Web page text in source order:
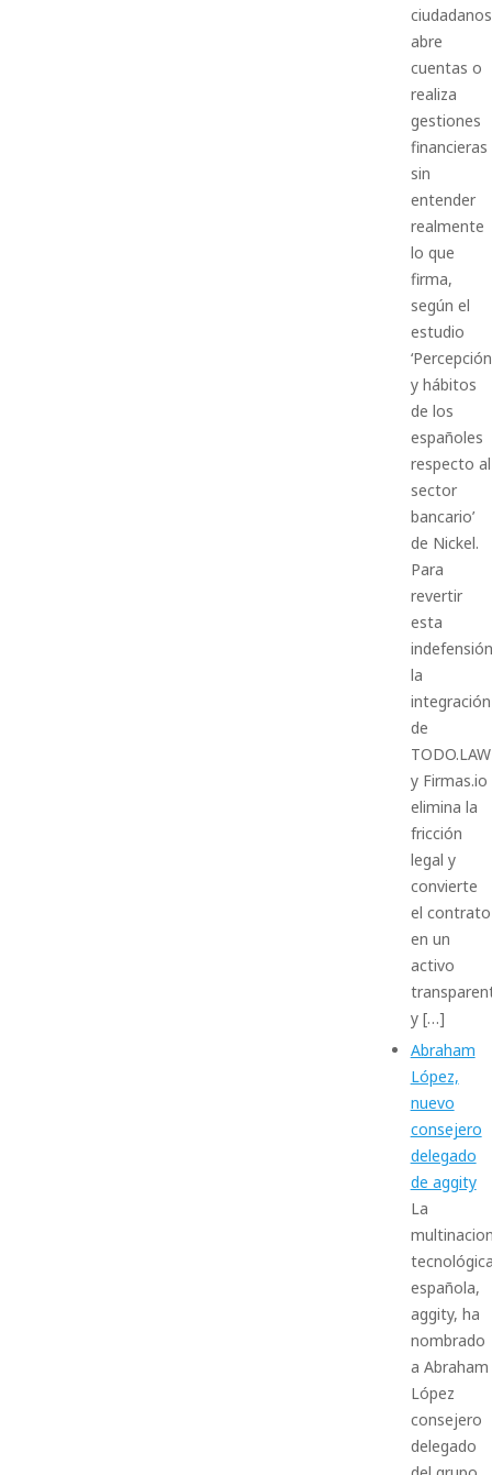
ciudadanos
abre
cuentas o
realiza
gestiones
financieras
sin
entender
realmente
lo que
firma,
según el
estudio
‘Percepción
y hábitos
de los
españoles
respecto al
sector
bancario’
de Nickel.
Para
revertir
esta
la
integración
de
TODO.LAW
y Firmas.io
elimina la
fricción
legal y
convierte
el contrato
en un
activo
y […]
Abraham
López,
nuevo
consejero
delegado
de aggity
La
española,
aggity, ha
nombrado
a Abraham
López
consejero
delegado